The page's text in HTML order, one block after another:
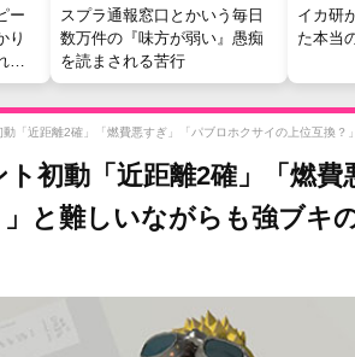
ー
り
て
スプラ通報窓口とかいう毎日
数万件の『味方が弱い』愚痴
を読まされる苦行
イカ研
た本当
動「近距離2確」「燃費悪すぎ」「パブロホクサイの上位互換？
初動「近距離2確」「燃費
と難しいながらも強ブキ